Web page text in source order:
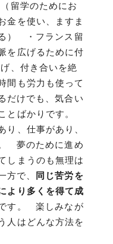
留学のためにお
金を使い、ますま
） ・フランス留
を広げるために付
、付き合いを絶
間も労力も使って
だけでも、気合い
とばかりです。
り、仕事があり、
夢のために進め
しまうのも無理は
で、
同じ苦労を
より多くを得て成
す。 楽しみなが
人はどんな方法を